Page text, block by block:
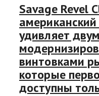
Savage Revel
удивляет
винтовками
которые
доступны